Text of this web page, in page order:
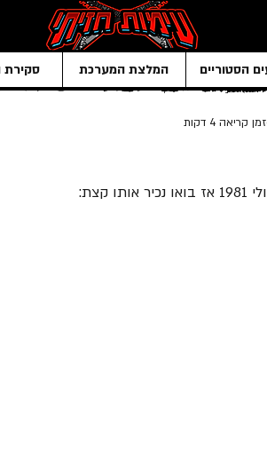
הסטוריים המלצת המערכת סקירת
זמן קריאה 4 דקות